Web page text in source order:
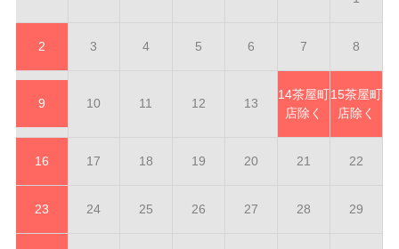
2 3 4 5 6 7 8
9 10 11 12 13
14茶屋町
店除く
15茶屋町
店除く
16 17 18 19 20 21 22
23 24 25 26 27 28 29